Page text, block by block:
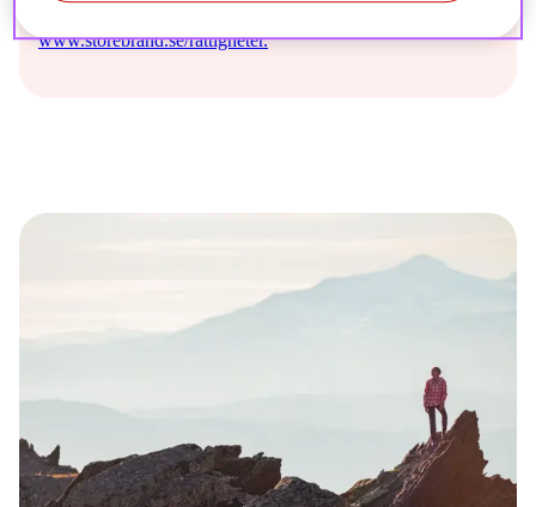
www.storebrand.se/rattigheter.